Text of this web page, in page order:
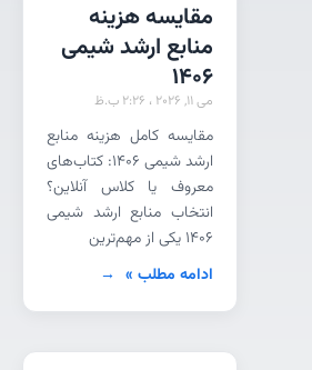
مقایسه هزینه
منابع ارشد شیمی
1406
می 11, 2026
مقایسه کامل هزینه منابع
ارشد شیمی 1406: کتاب‌های
معروف یا کلاس آنلاین؟
انتخاب منابع ارشد شیمی
۱۴۰۶ یکی از مهم‌ترین
ادامه مطلب »